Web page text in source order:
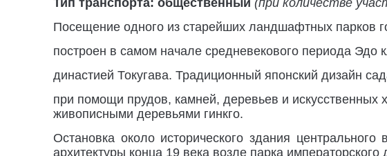
Тип транспорта: общественный (при количестве
Посещение одного из старейших ландшафтных парков
построен в самом начале средневекового периода
династией Токугава. Традиционный японский дизайн
при помощи прудов, камней, деревьев и
живописными деревьями гинкго.
Остановка около исторического здания
архитектуры конца 19 века возле парка императорского